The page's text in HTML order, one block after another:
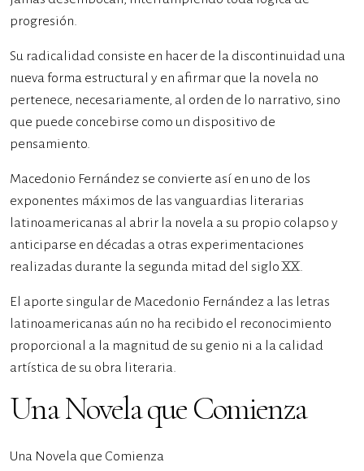
progresión.
Su radicalidad consiste en hacer de la discontinuidad una
nueva forma estructural y en afirmar que la novela no
pertenece, necesariamente, al orden de lo narrativo, sino
que puede concebirse como un dispositivo de
pensamiento.
Macedonio Fernández se convierte así en uno de los
exponentes máximos de las vanguardias literarias
latinoamericanas al abrir la novela a su propio colapso y
anticiparse en décadas a otras experimentaciones
realizadas durante la segunda mitad del siglo XX.
El aporte singular de Macedonio Fernández a las letras
latinoamericanas aún no ha recibido el reconocimiento
proporcional a la magnitud de su genio ni a la calidad
artística de su obra literaria.
Una Novela que Comienza
Una Novela que Comienza